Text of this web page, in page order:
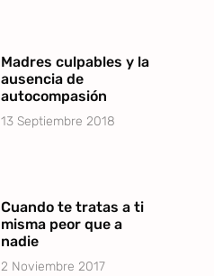
Madres culpables y la
ausencia de
autocompasión
13 Septiembre 2018
Cuando te tratas a ti
misma peor que a
nadie
2 Noviembre 2017